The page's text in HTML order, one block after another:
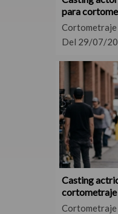
para
– Buenos Aires
Cortometraje
Del 29/07/
Casting
cortometraje
Cortometraje